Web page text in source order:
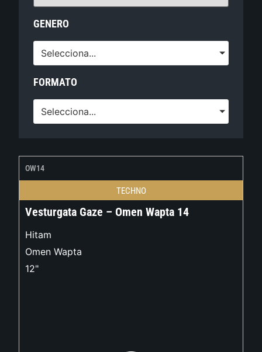
GENERO
Selecciona...
FORMATO
Selecciona...
OW14
TECHNO
Vesturgata Gaze – Omen Wapta 14
Hitam
Omen Wapta
12"